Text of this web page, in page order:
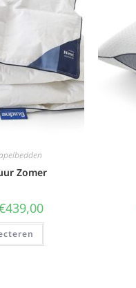
Zomer
439,00